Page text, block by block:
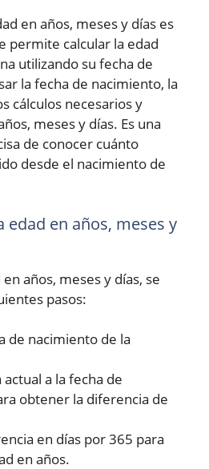
en años, meses y días es
permite calcular la edad
utilizando su fecha de
la fecha de nacimiento, la
cálculos necesarios y
meses y días. Es una
de conocer cuánto
desde el nacimiento de
edad en años, meses y
años, meses y días, se
pasos:
de nacimiento de la
actual a la fecha de
obtener la diferencia de
en días por 365 para
en años.